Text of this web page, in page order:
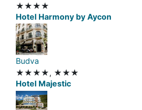
★★★★
Hotel Harmony by Aycon
Budva
★★★★, ★★★
Hotel Majestic